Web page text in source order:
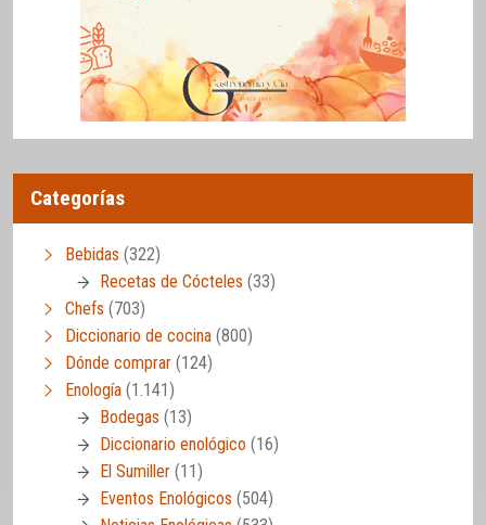
Categorías
Bebidas (322)
Recetas de Cócteles (33)
Chefs (703)
Diccionario de cocina (800)
Dónde comprar (124)
Enología (1.141)
Bodegas (13)
Diccionario enológico (16)
El Sumiller (11)
Eventos Enológicos (504)